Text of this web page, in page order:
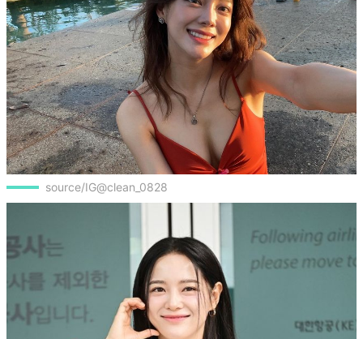
source/IG@clean_0828